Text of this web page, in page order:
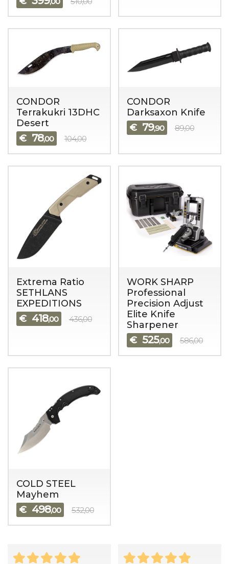
CONDOR
Terrakukri 13DHC
Desert
€ 78,00 104,00
CONDOR
Darksaxon Knife
€ 79,90 89,00
Extrema Ratio
SETHLANS
EXPEDITIONS
€ 418,00 436,00
WORK SHARP
Professional
Precision Adjust
Elite Knife
Sharpener
€ 525,00 586,00
COLD STEEL
Mayhem
€ 498,00 532,00